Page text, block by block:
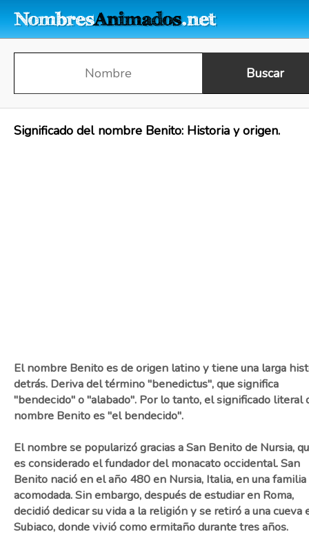
Significado del nombre Benito: Historia y origen.
El nombre Benito es de origen latino y tiene una larga
detrás. Deriva del término "benedictus", que significa
"bendecido" o "alabado". Por lo tanto, el significado literal
nombre Benito es "el bendecido".
El nombre se popularizó gracias a San Benito de Nursia,
es considerado el fundador del monacato occidental. San
Benito nació en el año 480 en Nursia, Italia, en una familia
acomodada. Sin embargo, después de estudiar en Roma,
decidió dedicar su vida a la religión y se retiró a una cueva
Subiaco, donde vivió como ermitaño durante tres años.